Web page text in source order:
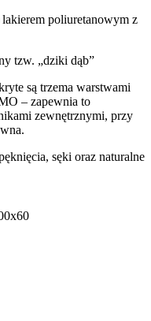
poliuretanowym z
tzw. „dziki dąb”
są trzema warstwami
– zapewnia to
zewnętrznymi, przy
sęki oraz naturalne